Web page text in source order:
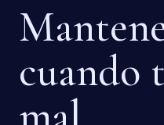
cuando